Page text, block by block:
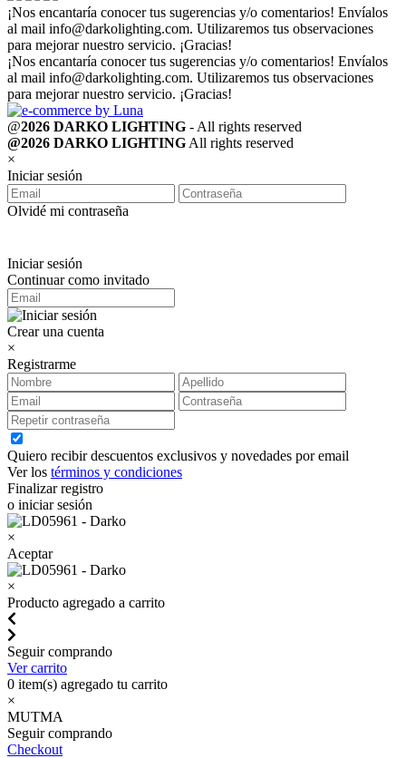
¡Nos encantaría conocer tus sugerencias y/o comentarios! Envíalos
al mail info@darkolighting.com. Utilizaremos tus observaciones
para mejorar nuestro servicio. ¡Gracias!
¡Nos encantaría conocer tus sugerencias y/o comentarios! Envíalos
al mail info@darkolighting.com. Utilizaremos tus observaciones
para mejorar nuestro servicio. ¡Gracias!
@2026 DARKO LIGHTING - All rights reserved
@2026 DARKO LIGHTINGAll rights reserved
×
Iniciar sesión
Olvidé mi contraseña
Iniciar sesión
Continuar como invitado
Crear una cuenta
×
Registrarme
Quiero recibir descuentos exclusivos y novedades por email
Ver los términos y condiciones
Finalizar registro
o iniciar sesión
×
Aceptar
×
Producto agregado a carrito
Seguir comprando
Ver carrito
0 item(s) agregado tu carrito
×
MUTMA
Seguir comprando
Checkout